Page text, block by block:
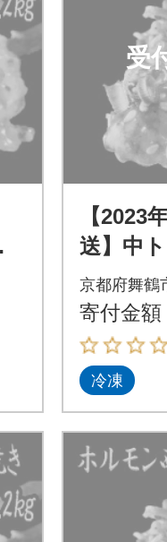
受
【2023
送】中
西京味
京都府舞鶴
寄付金額
冷凍